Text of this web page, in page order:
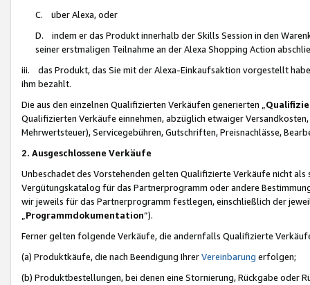
C. über Alexa, oder
D. indem er das Produkt innerhalb der Skills Session in den
seiner erstmaligen Teilnahme an der Alexa Shopping Action
iii. das Produkt, das Sie mit der Alexa-Einkaufsaktion vorgestellt
ihm bezahlt.
Die aus den einzelnen Qualifizierten Verkäufen generierten „
Qualifizierten Verkäufe einnehmen, abzüglich etwaiger
Mehrwertsteuer), Servicegebühren, Gutschriften, Preisnachlässe,
2. Ausgeschlossene Verkäufe
Unbeschadet des Vorstehenden gelten Qualifizierte Verkäufe nicht
Vergütungskatalog für das Partnerprogramm oder andere
wir jeweils für das Partnerprogramm festlegen, einschließlich der
Programmdokumentation“).
Ferner gelten folgende Verkäufe, die andernfalls Qualifizierte
(a) Produktkäufe, die nach Beendigung IhrerVereinbarung erfolgen;
(b) Produktbestellungen, bei denen eine Stornierung, Rückgabe oder